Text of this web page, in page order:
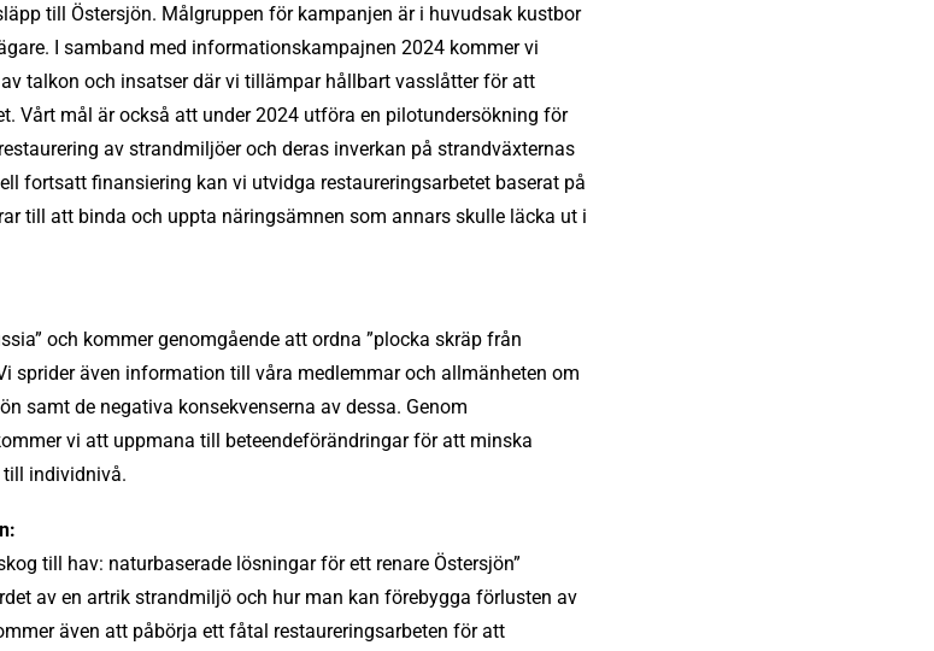
till Östersjön. Målgruppen för kampanjen är i huvudsak kustbor
I samband med informationskampajnen 2024 kommer vi
talkon och insatser där vi tillämpar hållbart vasslåtter för att
Vårt mål är också att under 2024 utföra en pilotundersökning för
av strandmiljöer och deras inverkan på strandväxternas
fortsatt finansiering kan vi utvidga restaureringsarbetet baserat på
till att binda och uppta näringsämnen som annars skulle läcka ut i
och kommer genomgående att ordna ”plocka skräp från
sprider även information till våra medlemmar och allmänheten om
samt de negativa konsekvenserna av dessa. Genom
vi att uppmana till beteendeförändringar för att minska
till individnivå.
till hav: naturbaserade lösningar för ett renare Östersjön”
av en artrik strandmiljö och hur man kan förebygga förlusten av
även att påbörja ett fåtal restaureringsarbeten för att